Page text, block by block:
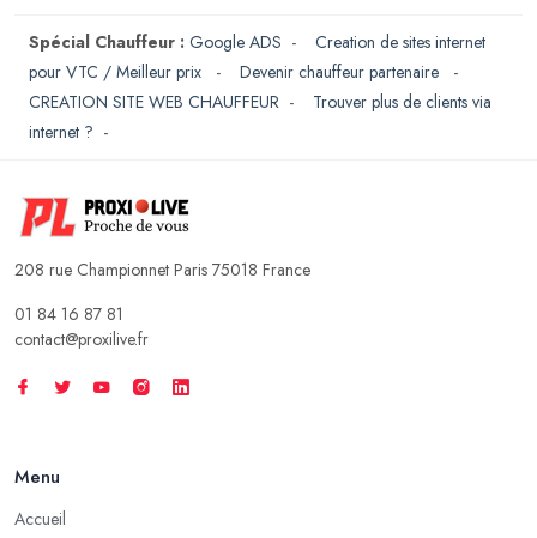
Spécial Chauffeur : Google ADS - Creation de sites internet
pour VTC / Meilleur prix
- Devenir chauffeur partenaire
-
CREATION SITE WEB CHAUFFEUR - Trouver plus de clients via
internet ? -
208 rue Championnet Paris 75018 France
01 84 16 87 81
contact@proxilive.fr
Menu
Accueil